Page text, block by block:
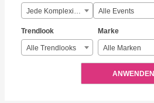
Jede Komplexität Alle Events
Trendlook
Alle Trendlooks
Marke
Alle Marken
ANWENDEN